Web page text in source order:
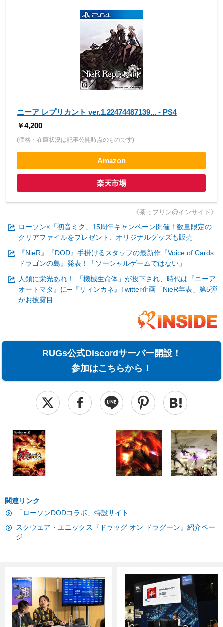
ニーア レプリカント ver.1.22474487139... - PS4
￥4,200
(価格・在庫状況は記事公開時点のものです)
Amazon
楽天市場
《茶っプリン@インサイド》
ローソン×「初音ミク」15周年キャンペーン開催！数量限定の
クリアファイルをプレゼント、オリジナルグッズも販売
『NieR』『DOD』手掛けるスタッフの最新作『Voice of Cards
ドラゴンの島』発表！「ソーシャルゲームではない」
人類に栄光あれ！ 「機械生命体」が投下され、時代は『ニーア
オートマタ』に─『リィンカネ』Twitter企画「NieR年表」第5弾
がお披露目
RUGs公式Discordサーバー開設！
参加はこちらから！
関連リンク
「ローソンDODコラボ」特設サイト
スクウェア・エニックス『ドラッグ オン ドラグーン』紹介ペー
ジ